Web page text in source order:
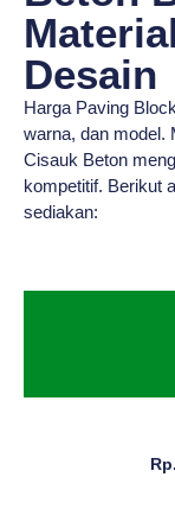
Desain
Harga Paving
warna, dan model.
Cisauk Beton
kompetitif. Berikut
sediakan:
Rp.